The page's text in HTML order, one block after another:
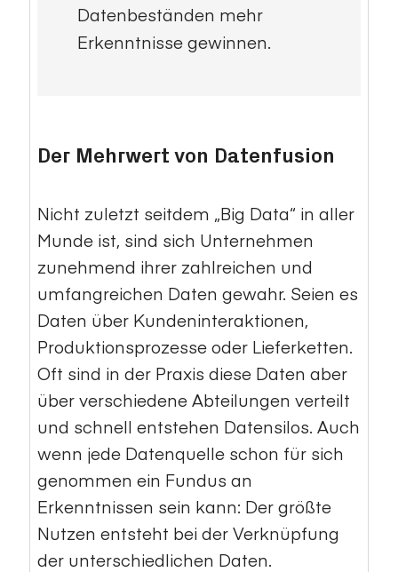
Datenbeständen mehr
Erkenntnisse gewinnen.
Der Mehrwert von Datenfusion
Nicht zuletzt seitdem „Big Data“ in aller
Munde ist, sind sich Unternehmen
zunehmend ihrer zahlreichen und
umfangreichen Daten gewahr. Seien es
Daten über Kundeninteraktionen,
Produktionsprozesse oder Lieferketten.
Oft sind in der Praxis diese Daten aber
über verschiedene Abteilungen verteilt
und schnell entstehen Datensilos. Auch
wenn jede Datenquelle schon für sich
genommen ein Fundus an
Erkenntnissen sein kann: Der größte
Nutzen entsteht bei der Verknüpfung
der unterschiedlichen Daten.